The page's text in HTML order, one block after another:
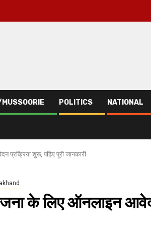
POLITICS NATIONAL
प्रक्रिया शुरू, पढ़िए पूरी जानकारी
के लिए ऑनलाइन